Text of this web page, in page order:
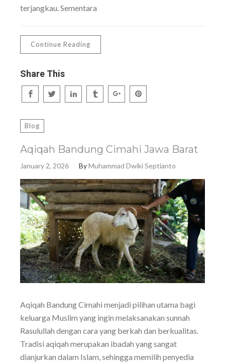
terjangkau. Sementara
Continue Reading
Share This
Blog
Aqiqah Bandung Cimahi Jawa Barat
January 2, 2026 ByMuhammad Dwiki Septianto
Aqiqah Bandung Cimahi menjadi pilihan utama bagi
keluarga Muslim yang ingin melaksanakan sunnah
Rasulullah dengan cara yang berkah dan berkualitas.
Tradisi aqiqah merupakan ibadah yang sangat
dianjurkan dalam Islam, sehingga memilih penyedia